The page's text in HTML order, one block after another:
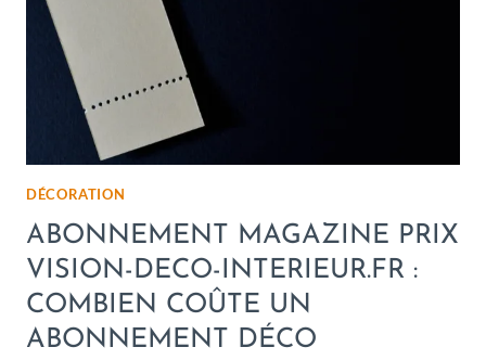
DÉCORATION
ABONNEMENT MAGAZINE PRIX
VISION-DECO-INTERIEUR.FR :
COMBIEN COÛTE UN
ABONNEMENT DÉCO